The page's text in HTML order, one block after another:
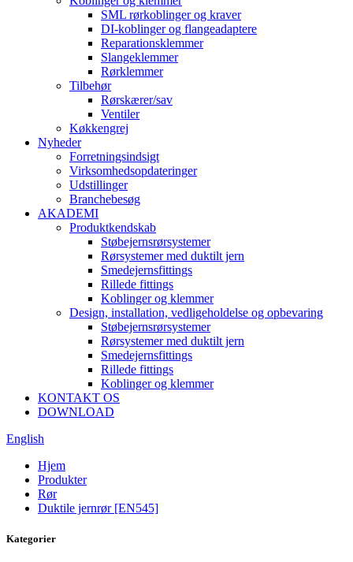
SML rørkoblinger og kraver
DI-koblinger og flangeadaptere
Reparationsklemmer
Slangeklemmer
Rørklemmer
Tilbehør
Rørskærer/sav
Ventiler
Køkkengrej
Nyheder
Forretningsindsigt
Virksomhedsopdateringer
Udstillinger
Branchebesøg
AKADEMI
Produktkendskab
Støbejernsrørsystemer
Rørsystemer med duktilt jern
Smedejernsfittings
Rillede fittings
Koblinger og klemmer
Design, installation, vedligeholdelse og opbevaring
Støbejernsrørsystemer
Rørsystemer med duktilt jern
Smedejernsfittings
Rillede fittings
Koblinger og klemmer
KONTAKT OS
DOWNLOAD
English
Hjem
Produkter
Rør
Duktile jernrør [EN545]
Kategorier